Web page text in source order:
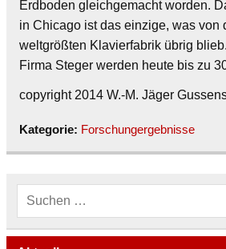
Erdboden gleichgemacht worden.
in Chicago ist das einzige, was von
weltgrößten Klavierfabrik übrig
Firma Steger werden heute bis zu
copyright 2014 W.-M. Jäger
Kategorie: Forschungergebnisse